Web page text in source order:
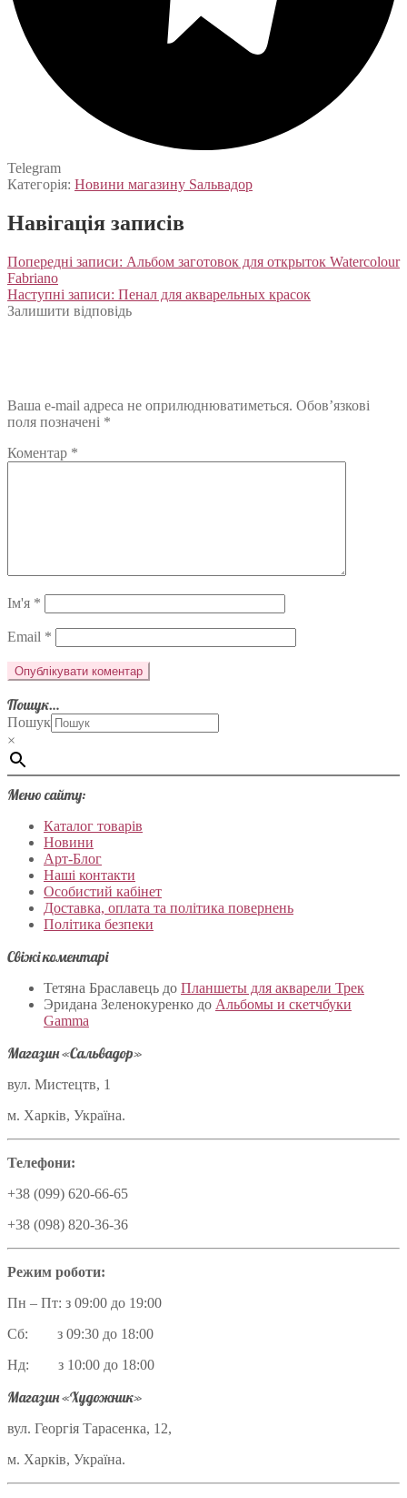
Telegram
Категорія: Новини магазину Sальвадор
Навігація записів
Попередні записи: Альбом заготовок для открыток Watercolour
Fabriano
Наступні записи: Пенал для акварельных красок
Залишити відповідь
Ваша e-mail адреса не оприлюднюватиметься. Обов’язкові
поля позначені *
Коментар *
Ім'я *
Email *
Пошук…
Пошук
×
Меню сайту:
Каталог товарів
Новини
Арт-Блог
Наші контакти
Особистий кабінет
Доставка, оплата та політика повернень
Політика безпеки
Свіжі коментарі
Тетяна Браславець до Планшеты для акварели Трек
Эридана Зеленокуренко до Альбомы и скетчбуки
Gamma
Магазин «Сальвадор»
вул. Мистецтв, 1
м. Харків, Україна.
Телефони:
+38 (099) 620-66-65
+38 (098) 820-36-36
Режим роботи:
Пн – Пт: з 09:00 до 19:00
Сб: з 09:30 до 18:00
Нд: з 10:00 до 18:00
Магазин «Художник»
вул. Георгія Тарасенка, 12,
м. Харків, Україна.